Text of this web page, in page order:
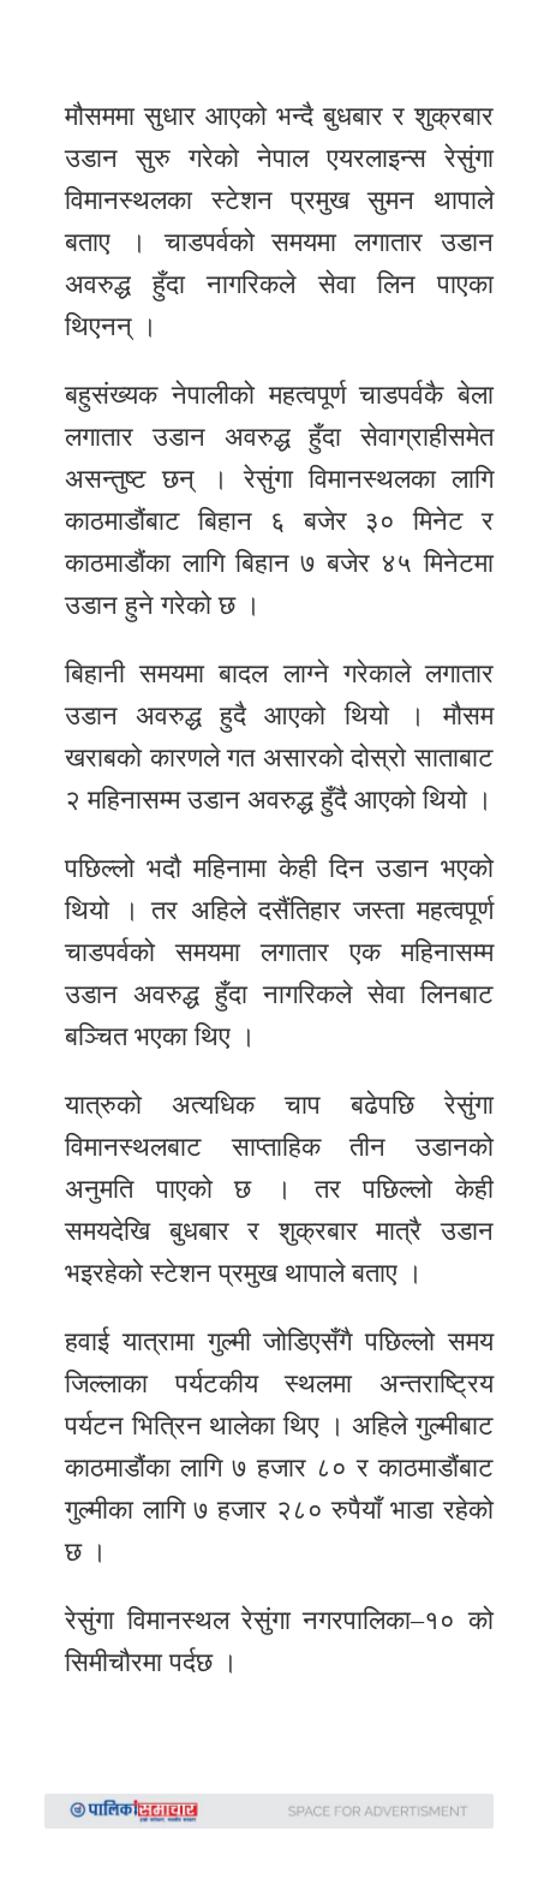
English
मौसममा सुधार आएको भन्दै बुधबार र शुक्रबार
उडान सुरु गरेको नेपाल एयरलाइन्स रेसुंगा
विमानस्थलका स्टेशन प्रमुख सुमन थापाले
बताए । चाडपर्वको समयमा लगातार उडान
अवरुद्ध हुँदा नागरिकले सेवा लिन पाएका
थिएनन् ।
बहुसंख्यक नेपालीको महत्वपूर्ण चाडपर्वकै बेला
लगातार उडान अवरुद्ध हुँदा सेवाग्राहीसमेत
असन्तुष्ट छन् । रेसुंगा विमानस्थलका लागि
काठमाडौंबाट बिहान ६ बजेर ३० मिनेट र
काठमाडौंका लागि बिहान ७ बजेर ४५ मिनेटमा
उडान हुने गरेको छ ।
बिहानी समयमा बादल लाग्ने गरेकाले लगातार
उडान अवरुद्ध हुदै आएको थियो । मौसम
खराबको कारणले गत असारको दोस्रो साताबाट
२ महिनासम्म उडान अवरुद्ध हुँदै आएको थियो ।
पछिल्लो भदौ महिनामा केही दिन उडान भएको
थियो । तर अहिले दसैंतिहार जस्ता महत्वपूर्ण
चाडपर्वको समयमा लगातार एक महिनासम्म
उडान अवरुद्ध हुँदा नागरिकले सेवा लिनबाट
बञ्चित भएका थिए ।
यात्रुको अत्यधिक चाप बढेपछि रेसुंगा
विमानस्थलबाट साप्ताहिक तीन उडानको
अनुमति पाएको छ । तर पछिल्लो केही
समयदेखि बुधबार र शुक्रबार मात्रै उडान
भइरहेको स्टेशन प्रमुख थापाले बताए ।
हवाई यात्रामा गुल्मी जोडिएसँगै पछिल्लो समय
जिल्लाका पर्यटकीय स्थलमा अन्तराष्ट्रिय
पर्यटन भित्रिन थालेका थिए । अहिले गुल्मीबाट
काठमाडौंका लागि ७ हजार ८० र काठमाडौंबाट
गुल्मीका लागि ७ हजार २८० रुपैयाँ भाडा रहेको
छ ।
रेसुंगा विमानस्थल रेसुंगा नगरपालिका–१० को
सिमीचौरमा पर्दछ ।